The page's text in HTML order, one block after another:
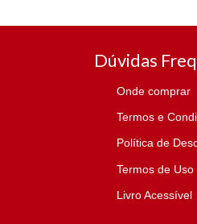
Dúvidas
Onde comprar
Termos e
Política de
Termos de Uso
Livro Acessível